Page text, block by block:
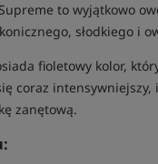
to wyjątkowo
słodkiego i
fioletowy kolor,
coraz
zanętową.